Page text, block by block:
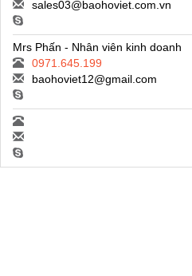
sales03@baohoviet.com.vn
Mrs Phấn - Nhân viên kinh doanh
0971.645.199
baohoviet12@gmail.com